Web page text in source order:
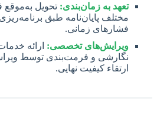
تعهد به زمان‌بندی: تحویل
مختلف پایان‌نامه طبق
فشارهای زمانی.
ویرایش‌های تخصصی: ارائه
نگارشی و فرمت‌بندی توسط
ارتقاء کیفیت نهایی.